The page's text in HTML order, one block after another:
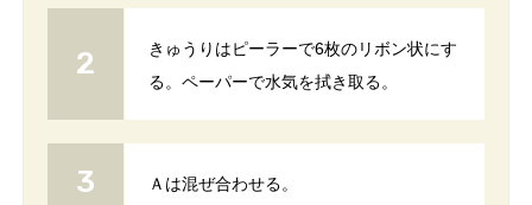
きゅうりはピーラーで6枚のリボン状にす
る。ペーパーで水気を拭き取る。
Ａは混ぜ合わせる。